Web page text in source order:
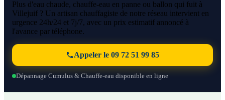
Plus d'eau chaude, chauffe-eau en panne ou ballon qui fuit à
Villejuif ? Un artisan chauffagiste de notre réseau intervient en
urgence 24h/24 et 7j/7, avec un prix estimatif annoncé à
l'avance par téléphone.
Appeler le 09 72 51 99 85
Dépannage Cumulus & Chauffe-eau disponible en ligne